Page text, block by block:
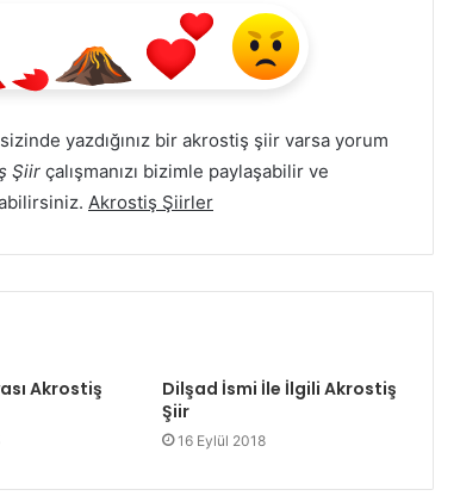
yazdığınız bir akrostiş şiir varsa yorum
Şiir çalışmanızı bizimle paylaşabilir ve
Akrostiş Şiirler
Akrostiş
Dilşad İsmi İle İlgili Akrostiş
Şiir
16 Eylül 2018